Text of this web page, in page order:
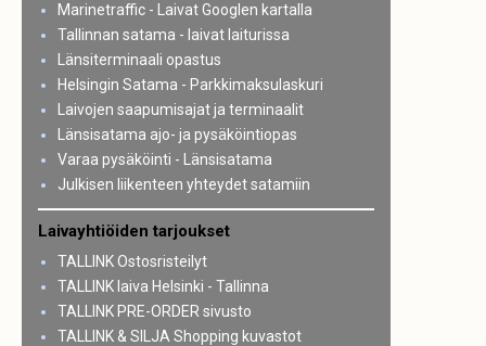
Marinetraffic - Laivat Googlen kartalla
Tallinnan satama - laivat laiturissa
Länsiterminaali opastus
Helsingin Satama - Parkkimaksulaskuri
Laivojen saapumisajat ja terminaalit
Länsisatama ajo- ja pysäköintiopas
Varaa pysäköinti - Länsisatama
Julkisen liikenteen yhteydet satamiin
Laivayhtiöiden tarjoukset
TALLINK Ostosristeilyt
TALLINK laiva Helsinki - Tallinna
TALLINK PRE-ORDER sivusto
TALLINK & SILJA Shopping kuvastot